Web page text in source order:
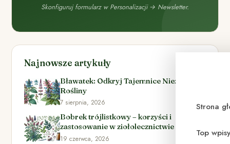
Strona
Top
Skonfiguruj formularz w Personalizacji → Newsletter.
Najnowsze artykuły
Bławatek: Odkryj Tajemnice Niezwykłej
Rośliny
7 sierpnia, 2026
Bobrek trójlistkowy – korzyści i
zastosowanie w ziołolecznictwie
19 czerwca, 2026